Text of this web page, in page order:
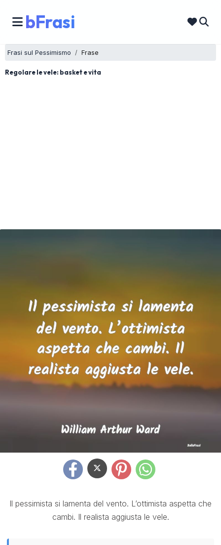
bFrasi
Frasi sul Pessimismo Frase
Regolare le vele: basket e vita
Il pessimista si lamenta del vento. L’ottimista aspetta che
cambi. Il realista aggiusta le vele.